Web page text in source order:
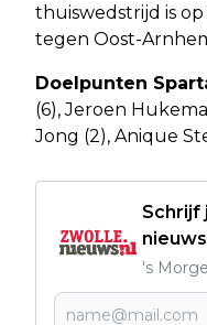
thuiswedstrijd is
tegen Oost-
Doelpunten
(6), Jeroen
Jong (2), Anique
Schrijf
's